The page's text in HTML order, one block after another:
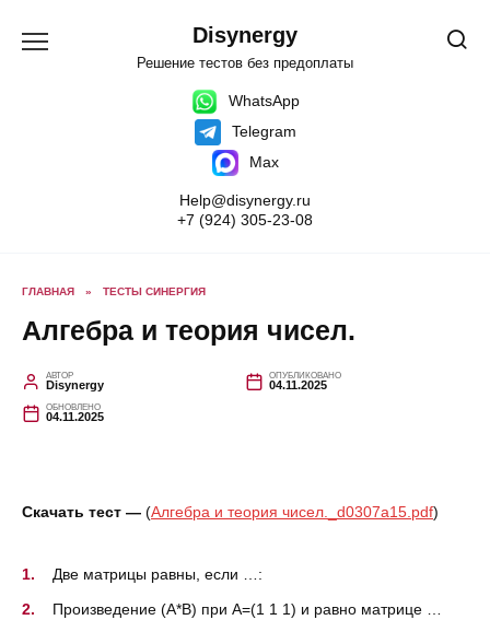
содержанию
Disynergy
Решение тестов без предоплаты
WhatsApp
Telegram
Max
Help@disynergy.ru
+7 (924) 305-23-08
ГЛАВНАЯ » ТЕСТЫ СИНЕРГИЯ
Алгебра и теория чисел.
АВТОР
Disynergy
ОПУБЛИКОВАНО
04.11.2025
ОБНОВЛЕНО
04.11.2025
Скачать тест — (Алгебра и теория чисел._d0307a15.pdf)
Две матрицы равны, если …:
Произведение (A*B) при A=(1 1 1) и равно матрице …